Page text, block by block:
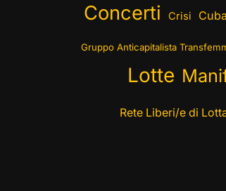
Concerti Crisi Cuba
Gruppo Anticapitalista
Lotte
Rete Liberi/e di